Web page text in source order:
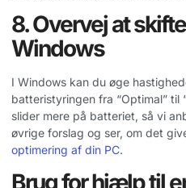
8. Overvej at
Windows
I Windows kan du øge
batteristyringen fra “Optimal” til
slider mere på batteriet, så vi
øvrige forslag og ser, om det
optimering af din PC.
Brug for hjælp til